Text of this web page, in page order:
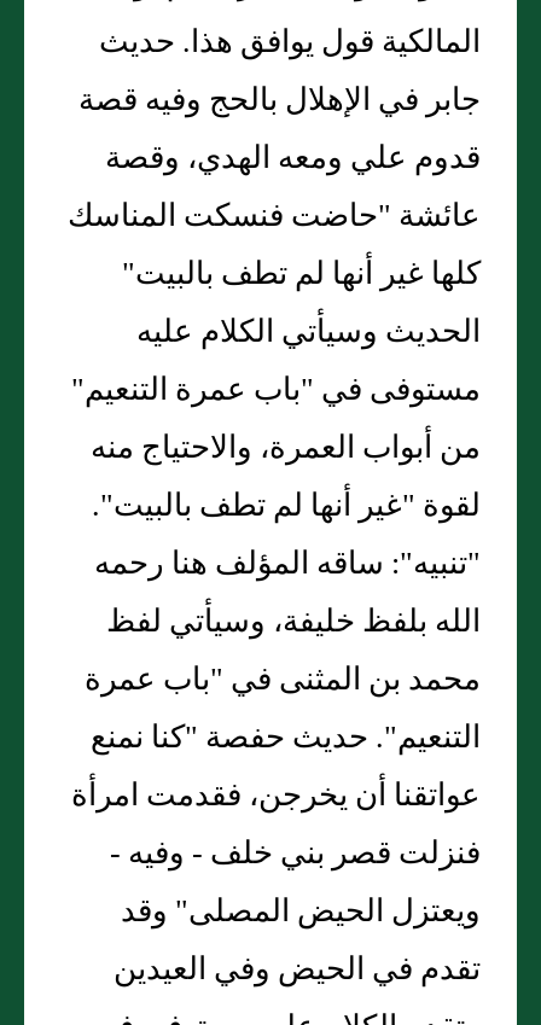
المالكية قول يوافق هذا. حديث
جابر في الإهلال بالحج وفيه قصة
قدوم علي ومعه الهدي، وقصة
عائشة "حاضت فنسكت المناسك
كلها غير أنها لم تطف بالبيت"
الحديث وسيأتي الكلام عليه
مستوفى في "باب عمرة التنعيم"
من أبواب العمرة، والاحتياج منه
لقوة "غير أنها لم تطف بالبيت".
"تنبيه": ساقه المؤلف هنا رحمه
الله بلفظ خليفة، وسيأتي لفظ
محمد بن المثنى في "باب عمرة
التنعيم". حديث حفصة "كنا نمنع
عواتقنا أن يخرجن، فقدمت امرأة
فنزلت قصر بني خلف - وفيه -
ويعتزل الحيض المصلى" وقد
تقدم في الحيض وفي العيدين